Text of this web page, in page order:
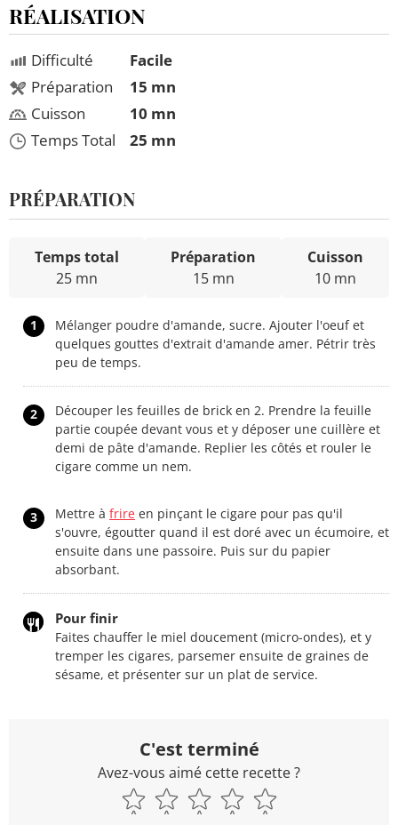
RÉALISATION
Difficulté
Préparation
Cuisson
Temps Total
Facile
15 mn
10 mn
25 mn
PRÉPARATION
Temps total
25 mn
Préparation
15 mn
Cuisson
10 mn
1
Mélanger poudre d'amande, sucre. Ajouter l'oeuf et
quelques gouttes d'extrait d'amande amer. Pétrir très
peu de temps.
2
Découper les feuilles de brick en 2. Prendre la feuille
partie coupée devant vous et y déposer une cuillère et
demi de pâte d'amande. Replier les côtés et rouler le
cigare comme un nem.
3 Mettre à frire en pinçant le cigare pour pas qu'il
s'ouvre, égoutter quand il est doré avec un écumoire, et
ensuite dans une passoire. Puis sur du papier
absorbant.
Pour finir
Faites chauffer le miel doucement (micro-ondes), et y
tremper les cigares, parsemer ensuite de graines de
sésame, et présenter sur un plat de service.
C'est terminé
Avez-vous aimé cette recette ?